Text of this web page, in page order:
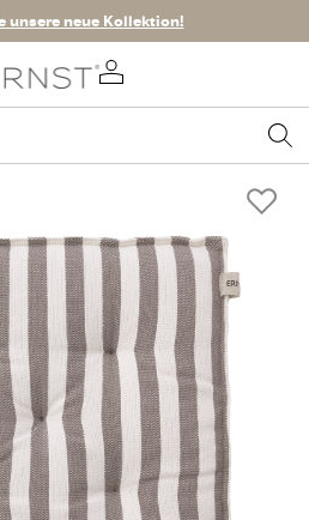
unsere neue Kollektion!